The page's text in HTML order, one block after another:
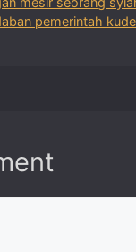
pemerintah